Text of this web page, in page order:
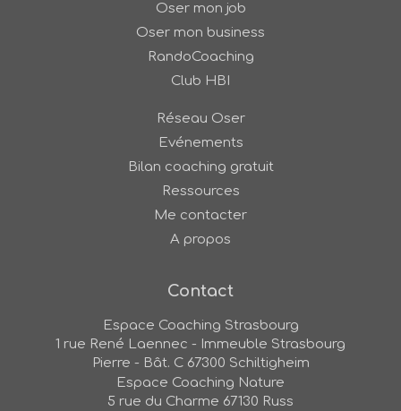
Oser mon job
Oser mon business
RandoCoaching
Club HBI
Réseau Oser
Evénements
Bilan coaching gratuit
Ressources
Me contacter
A propos
Contact
Espace Coaching Strasbourg
1 rue René Laennec - Immeuble Strasbourg
Pierre - Bât. C 67300 Schiltigheim
Espace Coaching Nature
5 rue du Charme 67130 Russ